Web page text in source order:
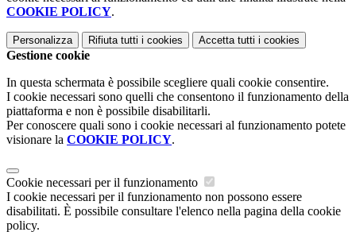
COOKIE POLICY.
Personalizza Rifiuta tutti i cookies Accetta tutti i cookies
Gestione cookie
In questa schermata è possibile scegliere quali cookie consentire.
I cookie necessari sono quelli che consentono il funzionamento della
piattaforma e non è possibile disabilitarli.
Per conoscere quali sono i cookie necessari al funzionamento potete
visionare la COOKIE POLICY.
Cookie necessari per il funzionamento
I cookie necessari per il funzionamento non possono essere
disabilitati. È possibile consultare l'elenco nella pagina della cookie
policy.